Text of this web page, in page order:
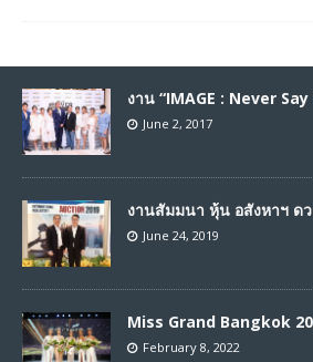
งาน “IMAGE : Never
June 2, 2017
งานสัมมนา หุ้น อสังหาฯ ด
June 24, 2019
Miss Grand Bangkok
February 8, 2022